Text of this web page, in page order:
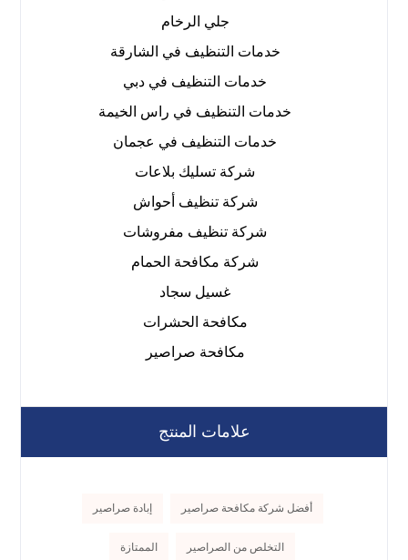
جلي الرخام
خدمات التنظيف في الشارقة
خدمات التنظيف في دبي
خدمات التنظيف في راس الخيمة
خدمات التنظيف في عجمان
شركة تسليك بلاعات
شركة تنظيف أحواش
شركة تنظيف مفروشات
شركة مكافحة الحمام
غسيل سجاد
مكافحة الحشرات
مكافحة صراصير
علامات المنتج
أفضل شركة مكافحة صراصير إبادة صراصير
التخلص من الصراصير الممتازة